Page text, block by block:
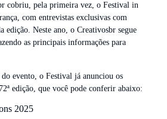
cobriu, pela primeira vez, o Festival in
com entrevistas exclusivas com
edição. Neste ano, o Creativosbr segue
as principais informações para
do evento, o Festival já anunciou os
edição, que você pode conferir abaixo:
2025